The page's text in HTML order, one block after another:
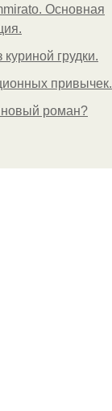
Основная
грудки.
привычек.
роман?